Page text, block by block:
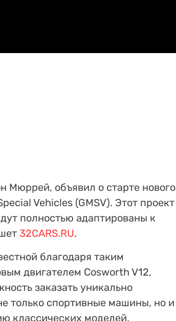
Мюррей, объявил о старте нового
Vehicles (GMSV). Этот проект
полностью адаптированы к
32CARS.RU.
благодаря таким
двигателем Cosworth V12,
заказать уникально
только спортивные машины, но и
классических моделей.